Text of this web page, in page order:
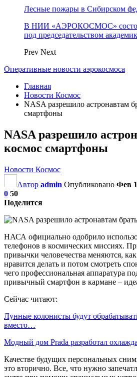
Лесные пожары в Сибирском
В НИИ «АЭРОКОСМОС»
под председательством
Prev Next
Оперативные новости аэрокосмоса
Главная
Новости Космос
NASA разрешило астронавтам
смартфоны
NASA разрешило
космос смартфоны
Новости Космос
Автор admin Опубликовано Фев
0 50
Поделится
НАСА официально одобрило
телефонов в космических миссиях.
привычки человечества меняются,
нравится делать и потом смотреть
чего профессиональная аппаратура
привычный смартфон в кармане –
Сейчас читают:
Лунные колонисты будут
вместо…
Модный дом Prada разработал
Качестве будущих персональных
это вторично. Все, что нужно